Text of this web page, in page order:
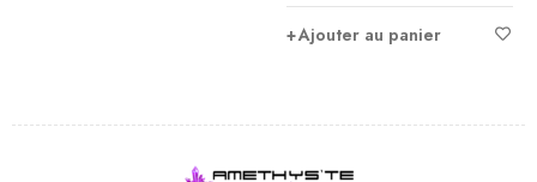
Ajouter au panier